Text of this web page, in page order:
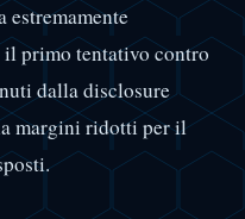
estremamente
il primo tentativo contro
dalla disclosure
margini ridotti per il